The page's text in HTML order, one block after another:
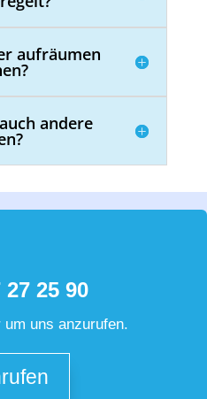
aufräumen
andere
27 25 90
uns anzurufen.